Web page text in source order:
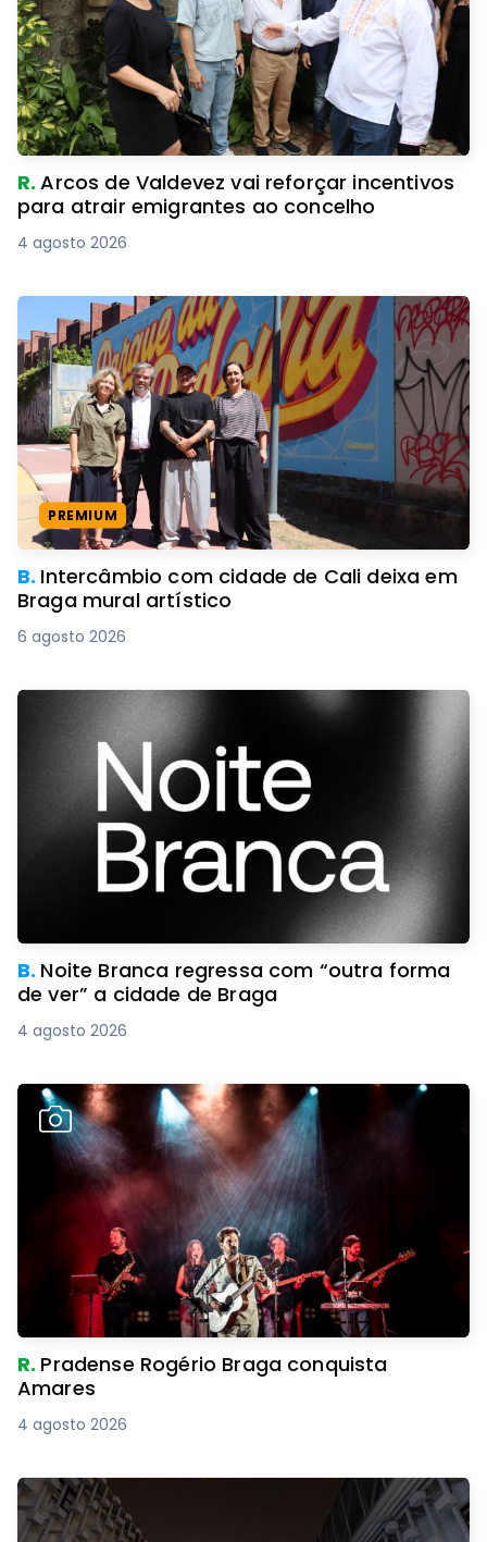
R.Arcos de Valdevez vai reforçar incentivos
para atrair emigrantes ao concelho
4 agosto 2026
PREMIUM
B. Intercâmbio com cidade de Cali deixa em
Braga mural artístico
6 agosto 2026
B. Noite Branca regressa com “outra forma
de ver” a cidade de Braga
4 agosto 2026
R. Pradense Rogério Braga conquista
Amares
4 agosto 2026